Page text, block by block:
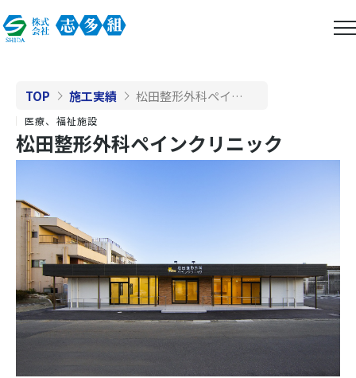
TOP 施工実績 松田整形外科ペインクリニック
医療、福祉施設
松田整形外科ペインクリニック